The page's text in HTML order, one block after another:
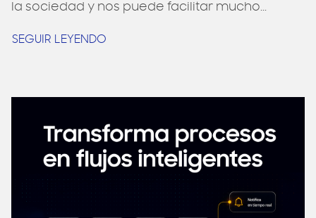
la sociedad y nos puede facilitar mucho...
SEGUIR LEYENDO